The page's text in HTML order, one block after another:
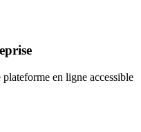
en ligne accessible